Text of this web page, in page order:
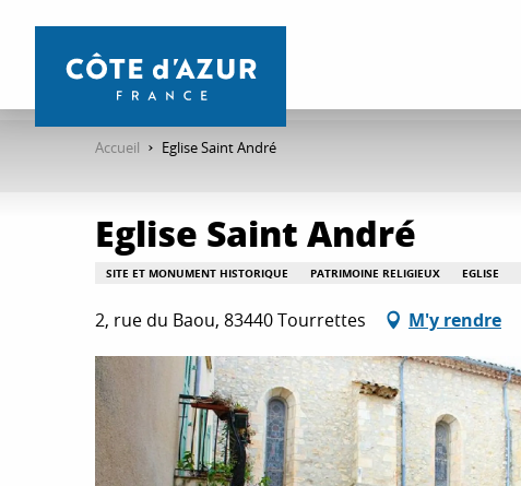
contenu
Accueil Eglise Saint André
Eglise Saint André
SITE ET MONUMENT HISTORIQUE PATRIMOINE RELIGIEUX EGLISE
2, rue du Baou, 83440 Tourrettes M'y rendre